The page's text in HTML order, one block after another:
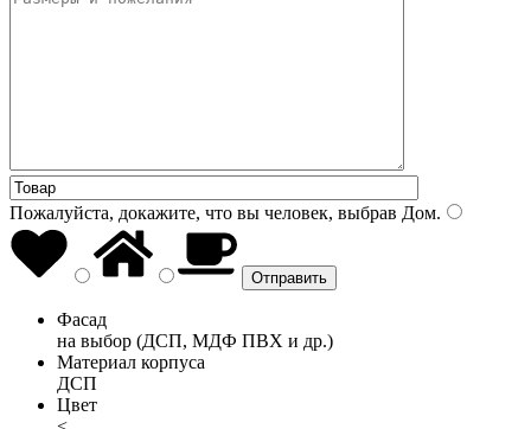
Пожалуйста, докажите, что вы человек, выбрав Дом.
Фасад
на выбор (ДСП, МДФ ПВХ и др.)
Материал корпуса
ДСП
Цвет